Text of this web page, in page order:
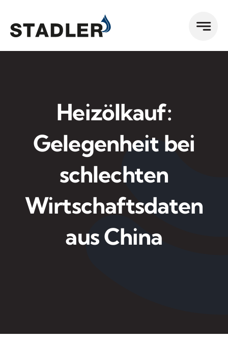
Inhalt
springen
Heizölkauf:
Gelegenheit bei
schlechten
Wirtschaftsdaten
aus China